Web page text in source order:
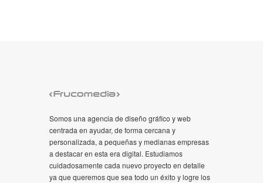
Somos una agencia de diseño gráfico y web
centrada en ayudar, de forma cercana y
personalizada, a pequeñas y medianas empresas
a destacar en esta era digital. Estudiamos
cuidadosamente cada nuevo proyecto en detalle
ya que queremos que sea todo un éxito y logre los